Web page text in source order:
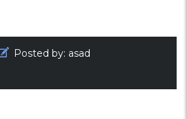
Posted by: asad